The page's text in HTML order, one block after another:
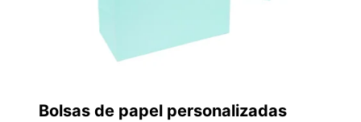
Bolsas de papel personalizadas